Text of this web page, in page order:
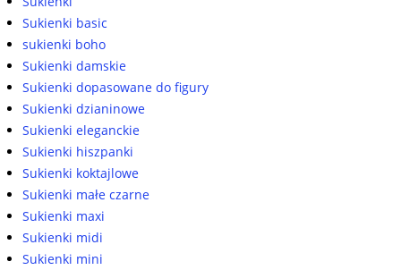
Sukienki basic
sukienki boho
Sukienki damskie
Sukienki dopasowane do figury
Sukienki dzianinowe
Sukienki eleganckie
Sukienki hiszpanki
Sukienki koktajlowe
Sukienki małe czarne
Sukienki maxi
Sukienki midi
Sukienki mini